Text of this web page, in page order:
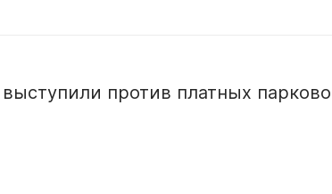
против платных